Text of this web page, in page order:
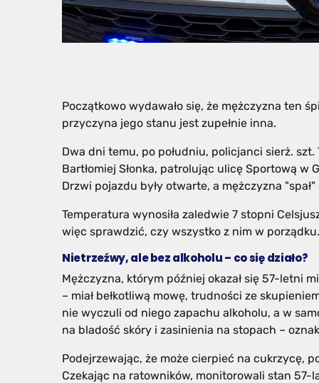
Początkowo wydawało się, że mężczyzna ten
przyczyna jego stanu jest zupełnie inna.
Dwa dni temu, po południu, policjanci sierż. szt.
Bartłomiej Słonka, patrolując ulicę Sportową
Drzwi pojazdu były otwarte, a mężczyzna
Temperatura wynosiła zaledwie 7 stopni
więc sprawdzić, czy wszystko z nim w porządku.
Nietrzeźwy, ale bez alkoholu – co się działo?
Mężczyzna, którym później okazał się 57-letni
– miał bełkotliwą mowę, trudności ze
nie wyczuli od niego zapachu alkoholu, a w
na bladość skóry i zasinienia na stopach –
Podejrzewając, że może cierpieć na cukrzycę,
Czekając na ratowników, monitorowali stan 57-